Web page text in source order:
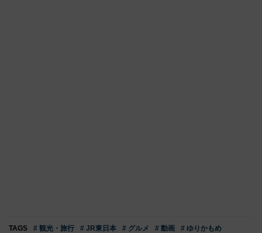
TAGS # 観光・旅行 # JR東日本 # グルメ # 動画
# ゆりかもめ